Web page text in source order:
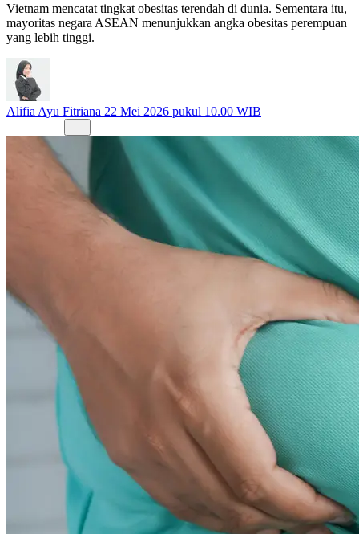
Vietnam mencatat tingkat obesitas terendah di dunia. Sementara itu,
mayoritas negara ASEAN menunjukkan angka obesitas perempuan
yang lebih tinggi.
Alifia Ayu Fitriana 22 Mei 2026 pukul 10.00 WIB